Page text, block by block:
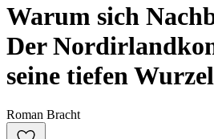
Warum sich
Der
seine tiefen
Roman Bracht